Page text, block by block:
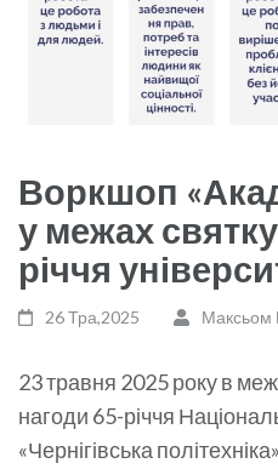
Воркшоп
у межах
річчя
26 Тра,2025 Максьом
23 травня 2025 року в
нагоди 65-річчя
«Чернігівська